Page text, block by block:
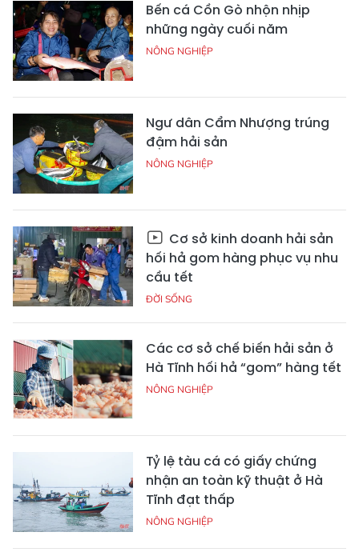
Bến cá Cồn Gò nhộn nhịp
những ngày cuối năm
NÔNG NGHIỆP
Ngư dân Cẩm Nhượng trúng
đậm hải sản
NÔNG NGHIỆP
Cơ sở kinh doanh hải sản
hối hả gom hàng phục vụ nhu
cầu tết
ĐỜI SỐNG
Các cơ sở chế biến hải sản ở
Hà Tĩnh hối hả “gom” hàng tết
NÔNG NGHIỆP
Tỷ lệ tàu cá có giấy chứng
nhận an toàn kỹ thuật ở Hà
Tĩnh đạt thấp
NÔNG NGHIỆP